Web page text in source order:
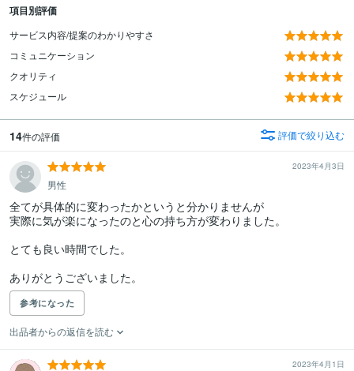
項目別評価
サービス内容/提案のわかりやすさ
コミュニケーション
クオリティ
スケジュール
14件の評価 評価で絞り込む
2023年4月3日
男性
全てが具体的に変わったかというと分かりませんが
実際に気が楽になったのと心の持ち方が変わりました。
とても良い時間でした。
ありがとうございました。
参考になった
出品者からの返信を読む
2023年4月1日